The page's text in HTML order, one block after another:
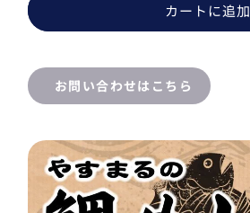
ら
す
や
す
カートに追加
お問い合わせはこちら